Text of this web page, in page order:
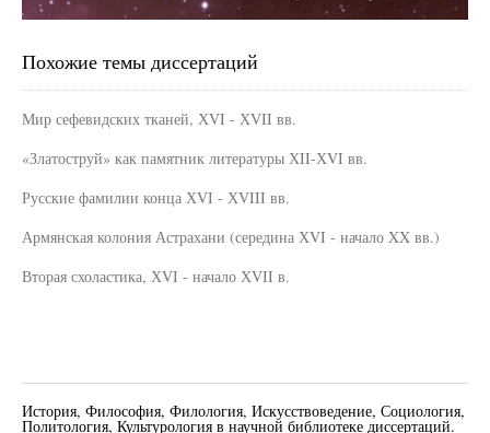
Похожие темы диссертаций
Мир сефевидских тканей, ХVI - ХVII вв.
«Златоструй» как памятник литературы ХII-ХVI вв.
Русские фамилии конца ХVI - ХVIII вв.
Армянская колония Астрахани (середина ХVI - начало XX вв.)
Вторая схоластика, ХVI - начало ХVII в.
История, Философия, Филология, Искусствоведение, Социология,
Политология, Культурология в научной библиотеке диссертаций.